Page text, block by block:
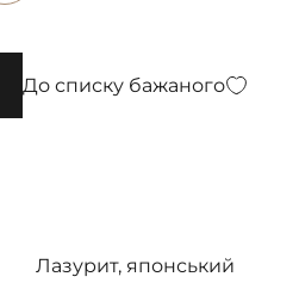
До списку бажаного
Лазурит, японський